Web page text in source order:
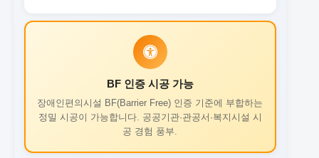
BF 인증 시공 가능
장애인편의시설 BF(Barrier Free) 인증 기준에 부합하는
정밀 시공이 가능합니다. 공공기관·관공서·복지시설 시
공 경험 풍부.